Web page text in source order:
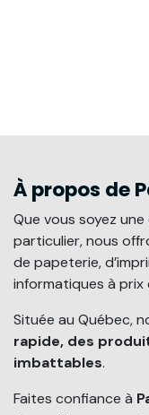
À propos de
Que vous soyez
particulier, nous
de papeterie,
informatiques à
Située au Québec,
rapide, des
imbattables.
Faites confiance à